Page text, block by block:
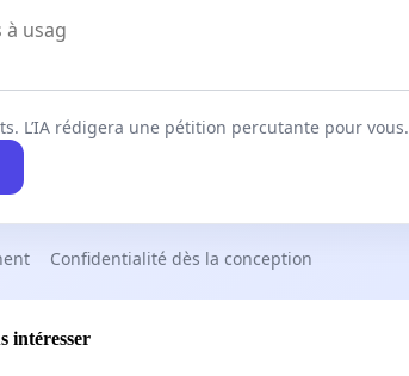
L’IA rédigera une pétition percutante pour vous.
Confidentialité dès la conception
intéresser